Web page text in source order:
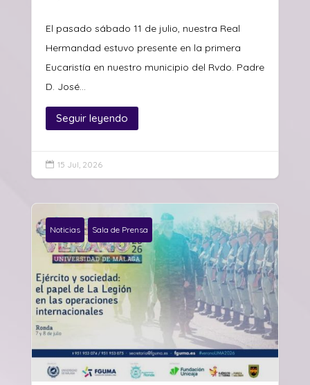
El pasado sábado 11 de julio, nuestra Real
Hermandad estuvo presente en la primera
Eucaristía en nuestro municipio del Rvdo. Padre
D. José...
Seguir leyendo
 15 Jul, 2026
Noticias Sala de Prensa